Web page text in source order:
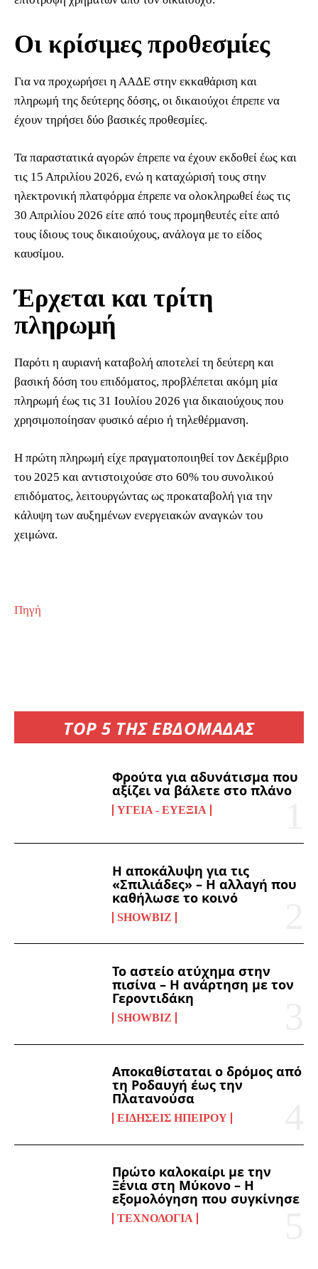
TOP 5 ΤΗΣ ΕΒΔΟΜΑΔΑΣ
Φρούτα για αδυνάτισμα που
αξίζει να βάλετε στο πλάνο
ΥΓΕΊΑ - ΕΥΕΞΊΑ
Η αποκάλυψη για τις
«Σπιλιάδες» – Η αλλαγή που
καθήλωσε το κοινό
SHOWBIZ
Το αστείο ατύχημα στην
πισίνα – Η ανάρτηση με τον
Γεροντιδάκη
SHOWBIZ
Αποκαθίσταται ο δρόμος από
τη Ροδαυγή έως την
Πλατανούσα
ΕΙΔΉΣΕΙΣ ΗΠΕΊΡΟΥ
Πρώτο καλοκαίρι με την
Ξένια στη Μύκονο – Η
εξομολόγηση που συγκίνησε
ΤΕΧΝΟΛΟΓΊΑ
Οι κρίσιμες προθεσμίες
Για να προχωρήσει η ΑΑΔΕ στην εκκαθάριση και
πληρωμή της δεύτερης δόσης, οι δικαιούχοι έπρεπε να
έχουν τηρήσει δύο βασικές προθεσμίες.
Τα παραστατικά αγορών έπρεπε να έχουν εκδοθεί έως και
τις 15 Απριλίου 2026, ενώ η καταχώρισή τους στην
ηλεκτρονική πλατφόρμα έπρεπε να ολοκληρωθεί έως τις
30 Απριλίου 2026 είτε από τους προμηθευτές είτε από
τους ίδιους τους δικαιούχους, ανάλογα με το είδος
καυσίμου.
Έρχεται και τρίτη
πληρωμή
Παρότι η αυριανή καταβολή αποτελεί τη δεύτερη και
βασική δόση του επιδόματος, προβλέπεται ακόμη μία
πληρωμή έως τις 31 Ιουλίου 2026 για δικαιούχους που
χρησιμοποίησαν φυσικό αέριο ή τηλεθέρμανση.
Η πρώτη πληρωμή είχε πραγματοποιηθεί τον Δεκέμβριο
του 2025 και αντιστοιχούσε στο 60% του συνολικού
επιδόματος, λειτουργώντας ως προκαταβολή για την
κάλυψη των αυξημένων ενεργειακών αναγκών του
χειμώνα.
Πηγή